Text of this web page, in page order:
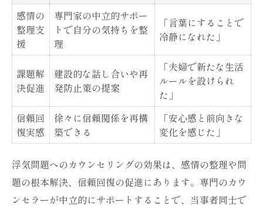
感情の
整理支
援
専門家の中立的サポー
トで自分の気持ちを整
理
「言葉にすることで
冷静になれた」
課題解
決促進
建設的な話し合いや再
発防止策の提案
「夫婦で新たな生活
ルールを設けられ
た」
信頼回
復実感
徐々に信頼関係を再構
築できる
「安心感と前向きな
変化を感じた」
浮気問題へのカウンセリングの効果は、感情の整理や問
題の根本解決、信頼回復の促進にあります。専門のカウ
ンセラーが中立的にサポートすることで、当事者同士で